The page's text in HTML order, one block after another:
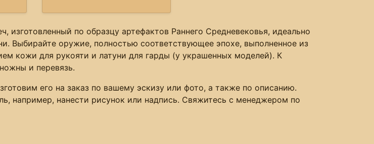
по образцу артефактов Раннего Средневековья, идеально
Выбирайте оружие, полностью соответствующее эпохе, выполненное из
кожи для рукояти и латуни для гарды (у украшенных моделей). К
и перевязь.
его на заказ по вашему эскизу или фото, а также по описанию.
например, нанести рисунок или надпись. Свяжитесь с менеджером по